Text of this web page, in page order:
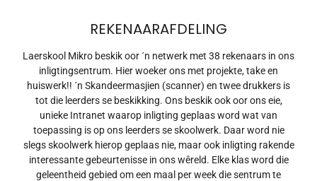
REKENAARAFDELING
Laerskool Mikro beskik oor ´n netwerk met 38 rekenaars in ons
inligtingsentrum. Hier woeker ons met projekte, take en
huiswerk!! ´n Skandeermasjien (scanner) en twee drukkers is
tot die leerders se beskikking. Ons beskik ook oor ons eie,
unieke Intranet waarop inligting geplaas word wat van
toepassing is op ons leerders se skoolwerk. Daar word nie
slegs skoolwerk hierop geplaas nie, maar ook inligting rakende
interessante gebeurtenisse in ons wêreld. Elke klas word die
geleentheid gebied om een maal per week die sentrum te